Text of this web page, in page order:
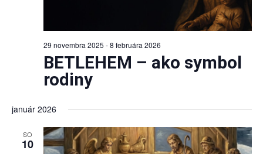
29 novembra 2025 -8 februára 2026
BETLEHEM – ako symbol
rodiny
január 2026
SO
10